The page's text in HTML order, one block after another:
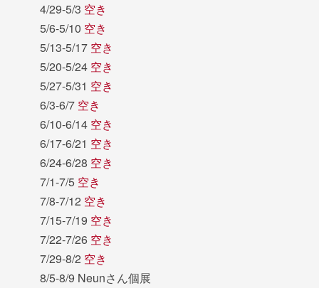
4/29-5/3 空き
5/6-5/10 空き
5/13-5/17 空き
5/20-5/24 空き
5/27-5/31 空き
6/3-6/7 空き
6/10-6/14 空き
6/17-6/21 空き
6/24-6/28 空き
7/1-7/5 空き
7/8-7/12 空き
7/15-7/19 空き
7/22-7/26 空き
7/29-8/2 空き
8/5-8/9 Neunさん個展